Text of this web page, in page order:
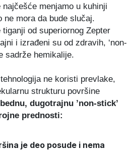
menjamo u kuhinji
mora da bude slučaj.
od superiornog Zepter
i izrađeni su od zdravih, ‘non-
sadrže hemikalije.
ne koristi prevlake,
strukturu površine
dugotrajnu ’non-stick’
prednosti:
je deo posude i nema